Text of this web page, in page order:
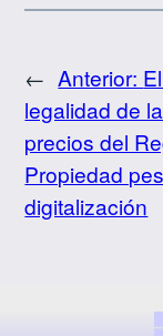
← Anterior:
legalidad de
precios del
Propiedad
digitalización